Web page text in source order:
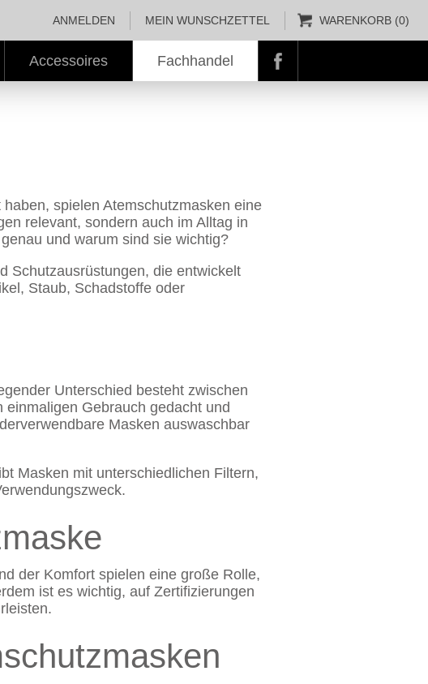
spielen Atemschutzmasken eine
relevant, sondern auch im Alltag in
und warum sind sie wichtig?
Schutzausrüstungen, die entwickelt
Staub, Schadstoffe oder
Unterschied besteht zwischen
Gebrauch gedacht und
Masken auswaschbar
Masken mit unterschiedlichen Filtern,
der Komfort spielen eine große Rolle,
ist es wichtig, auf Zertifizierungen
Accessoires Fachhandel
ANMELDEN MEIN WUNSCHZETTEL WARENKORB (0)